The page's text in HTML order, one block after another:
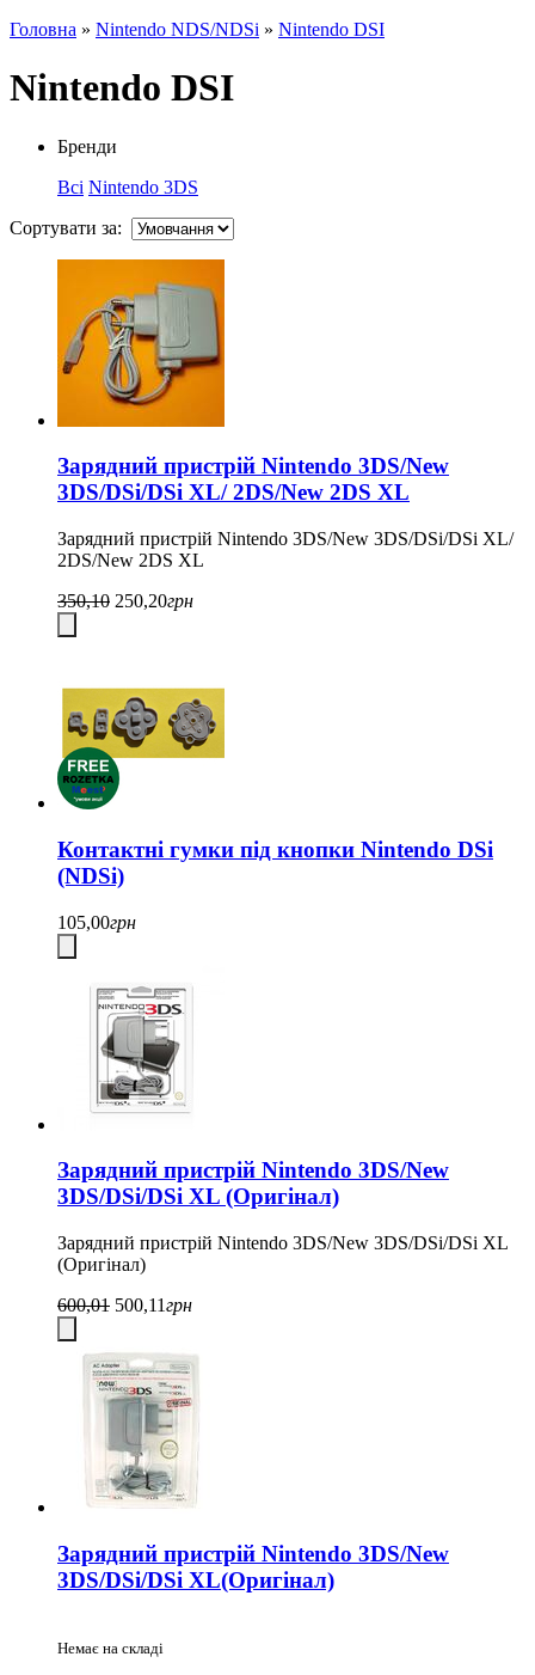
Головна » Nintendo NDS/NDSi » Nintendo DSI
Nintendo DSI
Бренди
Всі Nintendo 3DS
Сортувати за:
Зарядний пристрій Nintendo 3DS/New
3DS/DSi/DSi XL/ 2DS/New 2DS XL
Зарядний пристрій Nintendo 3DS/New 3DS/DSi/DSi XL/
2DS/New 2DS XL
350,10 250,20грн
Контактні гумки під кнопки Nintendo DSi
(NDSi)
105,00грн
Зарядний пристрій Nintendo 3DS/New
3DS/DSi/DSi XL (Оригінал)
Зарядний пристрій Nintendo 3DS/New 3DS/DSi/DSi XL
(Оригінал)
600,01 500,11грн
Зарядний пристрій Nintendo 3DS/New
3DS/DSi/DSi XL(Оригінал)
Немає на складі